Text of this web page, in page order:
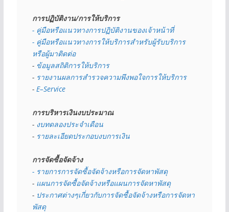
การปฏิบัติงาน/การให้บริการ
- คู่มือหรือแนวทางการปฏิบัติงานของเจ้าหน้าที่
- คู่มือหรือแนวทางการให้บริการสำหรับผู้รับบริการ
หรือผู้มาติดต่อ
- ข้อมูลสถิติการให้บริการ
- รายงานผลการสำรวจความพึงพอใจการให้บริการ
- E–Service
การบริหารเงินงบประมาณ
- งบทดลองประจำเดือน
- รายละเอียดประกอบงบการเงิน
การจัดซื้อจัดจ้าง
- รายการการจัดซื้อจัดจ้างหรือการจัดหาพัสดุ
- แผนการจัดซื้อจัดจ้างหรือแผนการจัดหาพัสดุ
- ประกาศต่างๆเกี่ยวกับการจัดซื้อจัดจ้างหรือการจัดหา
พัสดุ